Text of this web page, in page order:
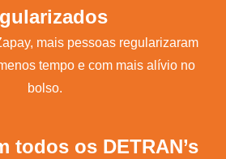
mais pessoas regularizaram
tempo e com mais alívio no
bolso.
todos os DETRAN’s